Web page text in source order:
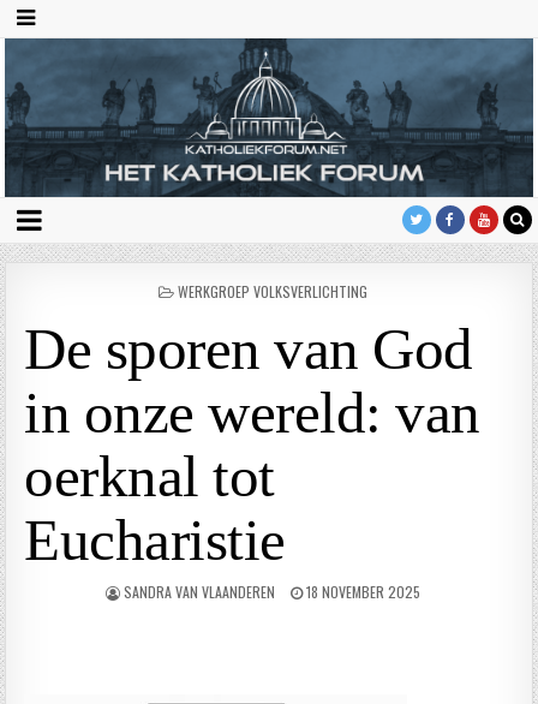
GEPLAATST
WERKGROEP VOLKSVERLICHTING
De sporen van God
in onze wereld: van
oerknal tot
Eucharistie
SANDRA VAN VLAANDEREN 18 NOVEMBER 2025